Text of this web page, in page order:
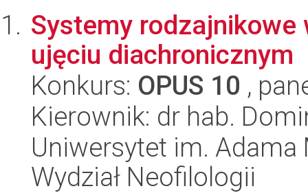
Systemy
ujęciu diachronicznym
Konkurs: OPUS 10 ,
Kierownik: dr hab.
Uniwersytet im.
Wydział Neofilologii